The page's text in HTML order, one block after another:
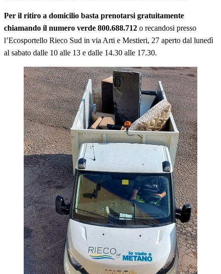
Per il ritiro a domicilio basta prenotarsi gratuitamente
chiamando il numero verde 800.688.712 o recandosi presso
l’Ecosportello Rieco Sud in via Arti e Mestieri, 27 aperto dal lunedì
al sabato dalle 10 alle 13 e dalle 14.30 alle 17.30.